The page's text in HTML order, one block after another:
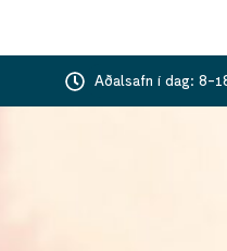
Aðalsafn í dag: 8-